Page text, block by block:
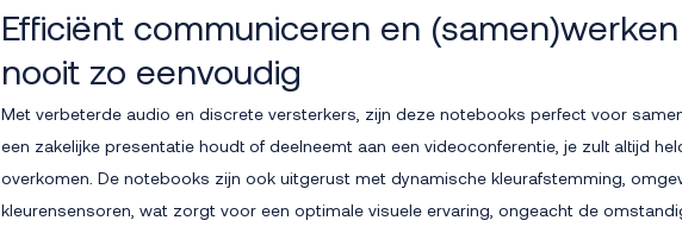
Efficiënt communiceren en
nooit zo eenvoudig
Met verbeterde audio en discrete versterkers, zijn deze notebooks perfect voor
een zakelijke presentatie houdt of deelneemt aan een videoconferentie, je zult altijd
overkomen. De notebooks zijn ook uitgerust met dynamische kleurafstemming,
kleurensensoren, wat zorgt voor een optimale visuele ervaring, ongeacht de